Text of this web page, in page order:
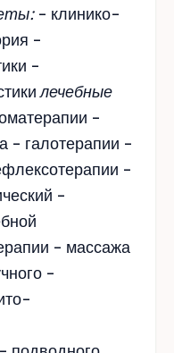
- клинико-
-
-
лечебные
-
- галотерапии -
-
-
- массажа
-